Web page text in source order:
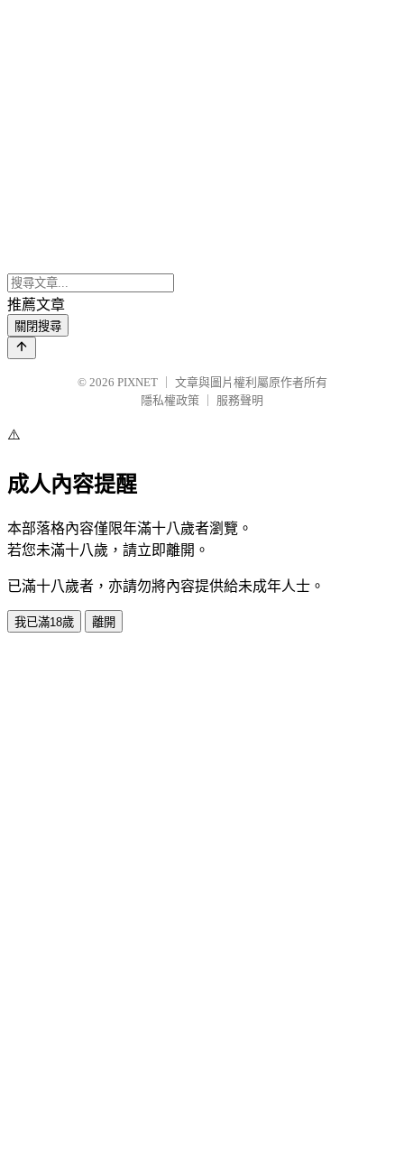
推薦文章
關閉搜尋
© 2026 PIXNET
文章與圖片權利屬原作者所有
隱私權政策
服務聲明
⚠️
成人內容提醒
本部落格內容僅限年滿十八歲者瀏覽。
若您未滿十八歲，請立即離開。
已滿十八歲者，亦請勿將內容提供給未成年人士。
我已滿18歲 離開